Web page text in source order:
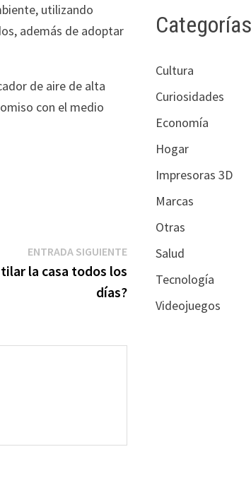
utilizando
además de adoptar
de aire de alta
con el medio
ENTRADA SIGUIENTEEntrada
siguiente:
la casa todos los
días?
Categorías
Cultura
Curiosidades
Economía
Hogar
Impresoras 3D
Marcas
Otras
Salud
Tecnología
Videojuegos